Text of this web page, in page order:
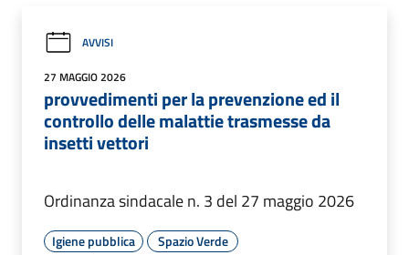
AVVISI
27 MAGGIO 2026
provvedimenti per la prevenzione ed il
controllo delle malattie trasmesse da
insetti vettori
Ordinanza sindacale n. 3 del 27 maggio 2026
Igiene pubblica Spazio Verde